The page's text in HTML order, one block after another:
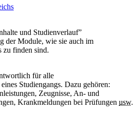
und Studienverlauf”
der Module, wie sie auch im
zu finden sind.
für alle
Studiengangs. Dazu gehören:
Zeugnisse, An- und
Krankmeldungen bei Prüfungen usw.